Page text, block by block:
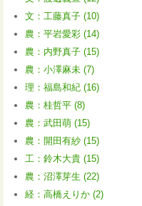
文：工藤真子 (10)
農：平岩愛彩 (14)
農：内野真子 (15)
農：小澤麻未 (7)
理：福島和紀 (16)
農：桂哲平 (8)
農：武田萌 (15)
農：開田有紗 (15)
工：鈴木大貴 (15)
農：沼澤芽生 (22)
経：高橋えりか (2)